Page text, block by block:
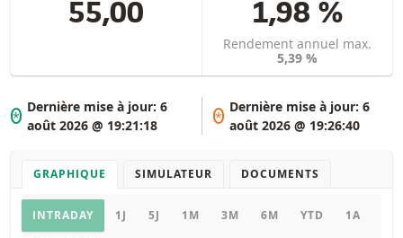
55,00 1,98 %
Rendement annuel max.
5,39 %
*
Dernière mise à jour:6
août 2026 @ 19:21:18
*
Dernière mise à jour: 6
août 2026 @ 19:26:40
GRAPHIQUE SIMULATEUR DOCUMENTS
Graphique
INTRADAY 1J 5J 1M 3M 6M YTD 1A